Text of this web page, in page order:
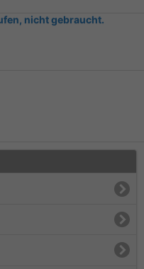
nicht gebraucht.